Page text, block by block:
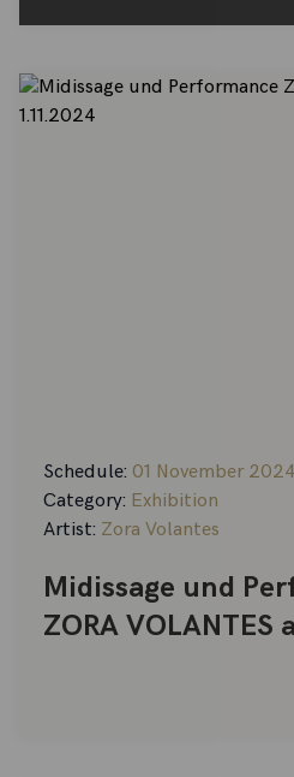
Schedule: 01 November
Category: Exhibition
Artist: Zora Volantes
Midissage und
ZORA VOLANTES